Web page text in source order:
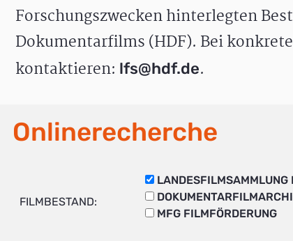
Forschungszwecken hinterlegten
Dokumentarfilms (HDF). Bei
kontaktieren: lfs@hdf.de.
Onlinerecherche
FILMBESTAND:
LANDESFILMSAMMLUNG
MFG FILMFÖRDERUNG